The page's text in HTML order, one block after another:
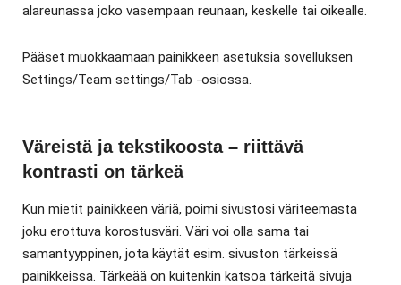
alareunassa joko vasempaan reunaan, keskelle tai oikealle.
Pääset muokkaamaan painikkeen asetuksia sovelluksen
Settings/Team settings/Tab -osiossa.
Väreistä ja tekstikoosta – riittävä
kontrasti on tärkeä
Kun mietit painikkeen väriä, poimi sivustosi väriteemasta
joku erottuva korostusväri. Väri voi olla sama tai
samantyyppinen, jota käytät esim. sivuston tärkeissä
painikkeissa. Tärkeää on kuitenkin katsoa tärkeitä sivuja